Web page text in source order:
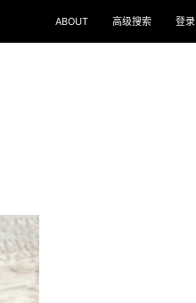
ABOUT 高级搜索 登录